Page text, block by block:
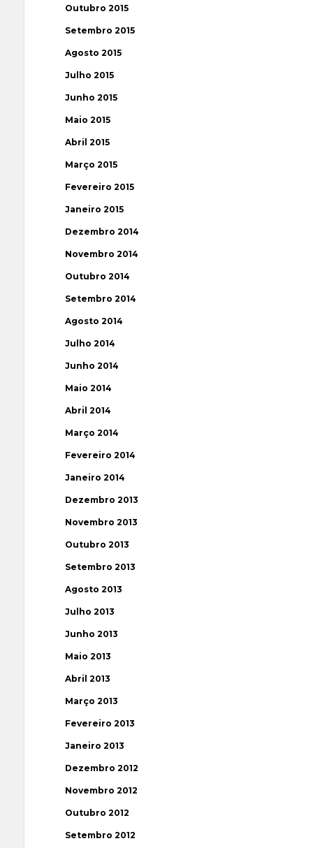
Outubro 2015
Setembro 2015
Agosto 2015
Julho 2015
Junho 2015
Maio 2015
Abril 2015
Março 2015
Fevereiro 2015
Janeiro 2015
Dezembro 2014
Novembro 2014
Outubro 2014
Setembro 2014
Agosto 2014
Julho 2014
Junho 2014
Maio 2014
Abril 2014
Março 2014
Fevereiro 2014
Janeiro 2014
Dezembro 2013
Novembro 2013
Outubro 2013
Setembro 2013
Agosto 2013
Julho 2013
Junho 2013
Maio 2013
Abril 2013
Março 2013
Fevereiro 2013
Janeiro 2013
Dezembro 2012
Novembro 2012
Outubro 2012
Setembro 2012